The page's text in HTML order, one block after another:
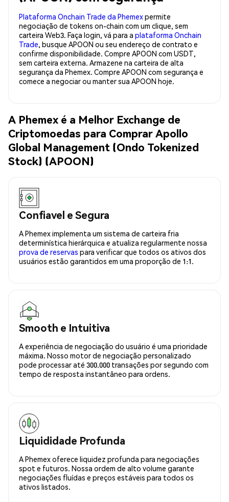
Plataforma Onchain Trade da Phemexpermite
negociação de tokens on-chain com um clique, sem
carteira Web3. Faça login, vá para a plataforma Onchain
Trade, busque APOON ou seu endereço de contrato e
confirme disponibilidade. Compre APOON com USDT,
sem carteira externa. Armazene na carteira de alta
segurança da Phemex. Compre APOON com segurança e
comece a negociar ou manter sua APOON hoje.
A Phemex é a Melhor Exchange de
Criptomoedas para Comprar Apollo
Global Management (Ondo Tokenized
Stock) (APOON)
Confiavel e Segura
A Phemex implementa um sistema de carteira fria
determinística hierárquica e atualiza regularmente nossa
prova de reservas para verificar que todos os ativos dos
usuários estão garantidos em uma proporção de 1:1.
Smooth e Intuitiva
A experiência de negociação do usuário é uma prioridade
máxima. Nosso motor de negociação personalizado
pode processar até 300.000 transações por segundo com
tempo de resposta instantâneo para ordens.
Liquididade Profunda
A Phemex oferece liquidez profunda para negociações
spot e futuros. Nossa ordem de alto volume garante
negociações fluídas e preços estáveis para todos os
ativos listados.